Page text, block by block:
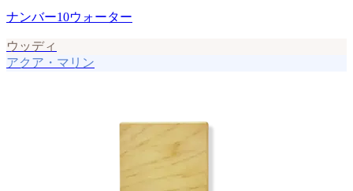
ナンバー10ウォーター
ウッディ
アクア・マリン